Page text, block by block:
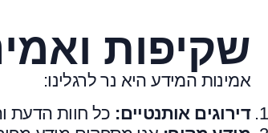
שקיפות
אמינות המידע היא נר לרגלינו:
דירוגים אותנטיים: כל חוות הדעת